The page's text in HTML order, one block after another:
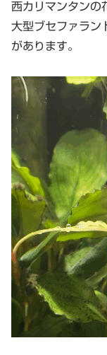
西カリマンタンの
大型ブセファラン
があります。